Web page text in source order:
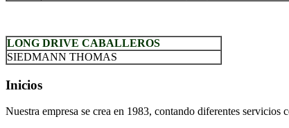
LONG DRIVE CABALLEROS
SIEDMANN THOMAS
Inicios
Nuestra empresa se crea en 1983, contando diferentes